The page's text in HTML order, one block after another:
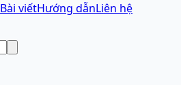
Bài viếtHướng dẫnLiên hệ